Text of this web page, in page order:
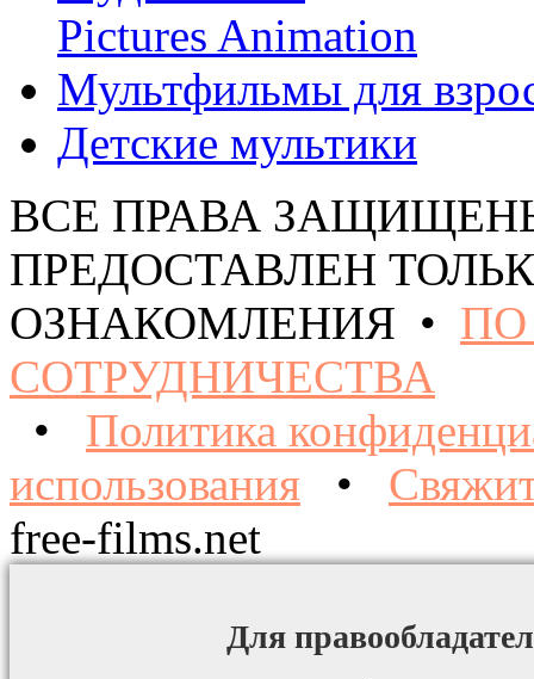
Pictures Animation
Мультфильмы для
Детские мультики
ВСЕ ПРАВА
ПРЕДОСТАВЛЕН
ОЗНАКОМЛЕНИЯ •
СОТРУДНИЧЕСТВА
• Политика
использования •
free-films.net
Для